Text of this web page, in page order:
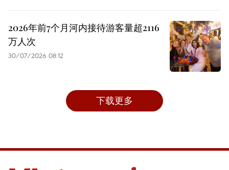
2026年前7个月河内接待游客量超2116
万人次
30/07/2026 08:12
下载更多